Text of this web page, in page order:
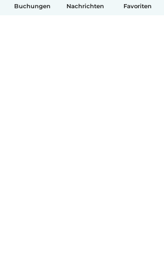
Buchungen Nachrichten Favoriten